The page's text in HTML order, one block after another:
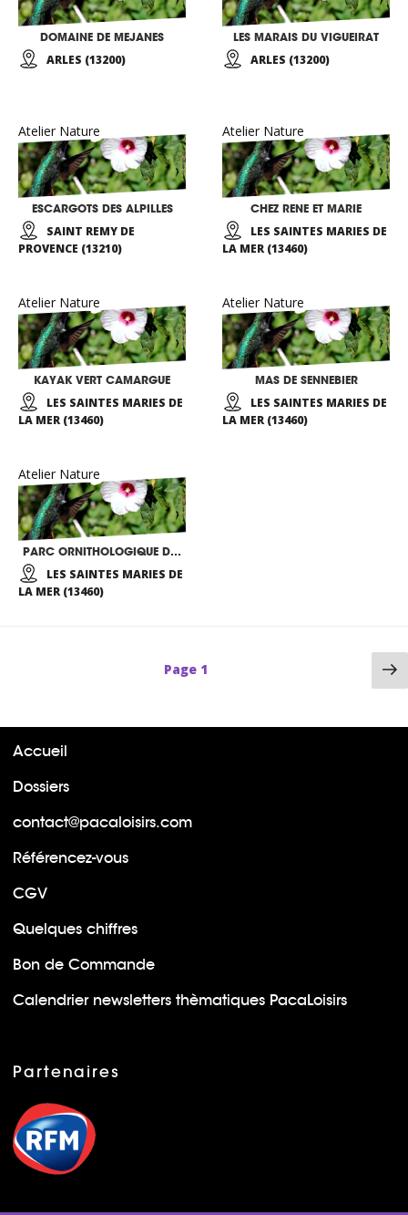
DOMAINE DE MEJANES
ARLES (13200)
LES MARAIS DU VIGUEIRAT
ARLES (13200)
Atelier Nature
ESCARGOTS DES ALPILLES
SAINT REMY DE
PROVENCE (13210)
Atelier Nature
CHEZ RENE ET MARIE
LES SAINTES MARIES DE
LA MER (13460)
Atelier Nature
KAYAK VERT CAMARGUE
LES SAINTES MARIES DE
LA MER (13460)
Atelier Nature
MAS DE SENNEBIER
LES SAINTES MARIES DE
LA MER (13460)
Atelier Nature
PARC ORNITHOLOGIQUE DE PONT DE GAU
LES SAINTES MARIES DE
LA MER (13460)
Page 1
Accueil
Dossiers
contact@pacaloisirs.com
Référencez-vous
CGV
Quelques chiffres
Bon de Commande
Calendrier newsletters thèmatiques PacaLoisirs
Partenaires